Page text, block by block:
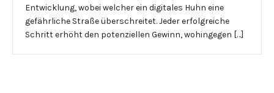
Entwicklung, wobei welcher ein digitales Huhn eine
gefährliche Straße überschreitet. Jeder erfolgreiche
Schritt erhöht den potenziellen Gewinn, wohingegen […]